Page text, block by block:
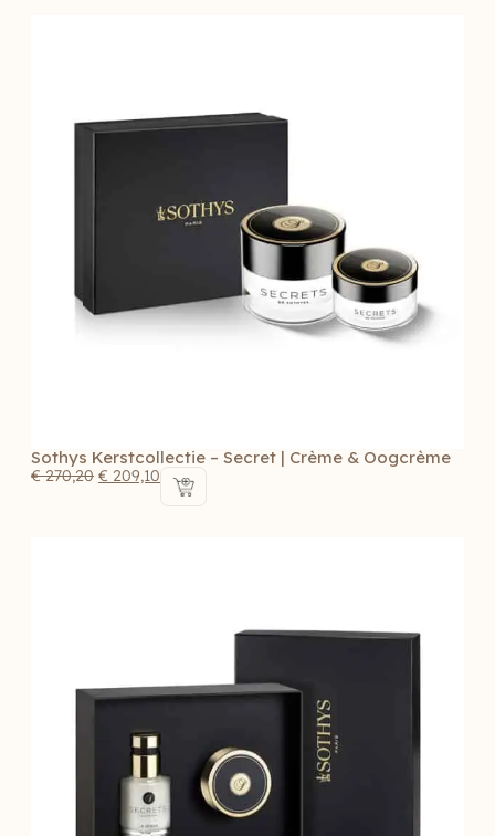
Sothys Kerstcollectie – Secret | Crème & Oogcrème
€270,20 € 209,10